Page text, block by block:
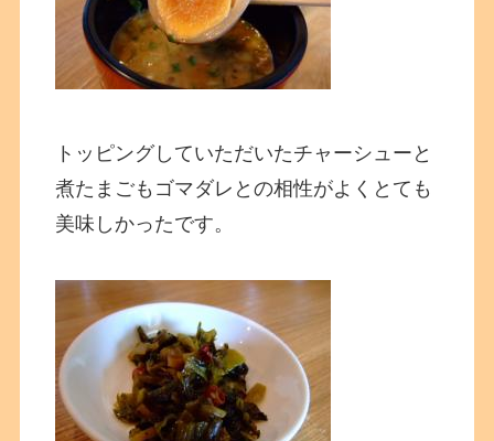
トッピングしていただいたチャーシューと
煮たまごもゴマダレとの相性がよくとても
美味しかったです。